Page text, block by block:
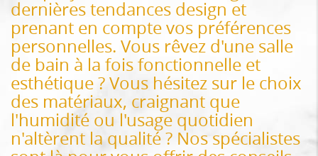
dernières tendances design et
prenant en compte vos préférences
personnelles. Vous rêvez d'une salle
de bain à la fois fonctionnelle et
esthétique ? Vous hésitez sur le choix
des matériaux, craignant que
l'humidité ou l'usage quotidien
n'altèrent la qualité ? Nos spécialistes